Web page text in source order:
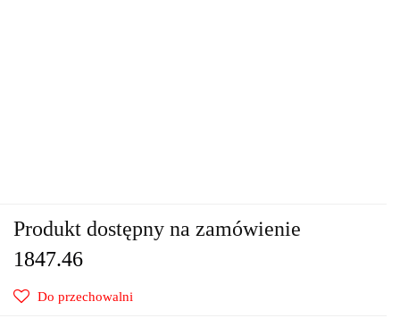
Produkt dostępny na zamówienie
1847.46
Do przechowalni